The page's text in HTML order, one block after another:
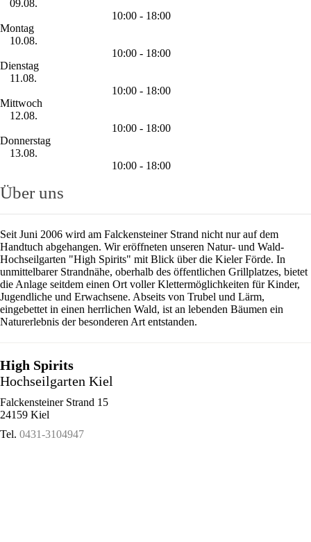
09.08.
10:00 - 18:00
Montag
10.08.
10:00 - 18:00
Dienstag
11.08.
10:00 - 18:00
Mittwoch
12.08.
10:00 - 18:00
Donnerstag
13.08.
10:00 - 18:00
Über uns
Seit Juni 2006 wird am Falckensteiner Strand nicht nur auf dem
Handtuch abgehangen. Wir eröffneten unseren Natur- und Wald-
Hochseilgarten "High Spirits" mit Blick über die Kieler Förde. In
unmittelbarer Strandnähe, oberhalb des öffentlichen Grillplatzes, bietet
die Anlage seitdem einen Ort voller Klettermöglichkeiten für Kinder,
Jugendliche und Erwachsene. Abseits von Trubel und Lärm,
eingebettet in einen herrlichen Wald, ist an lebenden Bäumen ein
Naturerlebnis der besonderen Art entstanden.
High Spirits
Hochseilgarten Kiel
Falckensteiner Strand 15
24159 Kiel
Tel. 0431-3104947